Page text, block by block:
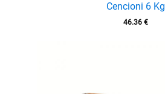
Cencioni 6 Kg
46.36 €